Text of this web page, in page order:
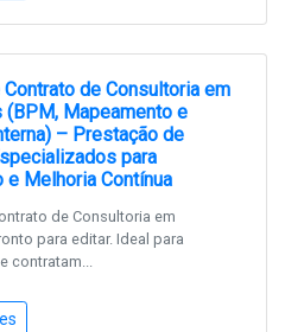
de Consultoria em
Mapeamento e
– Prestação de
para
e Melhoria Contínua
de Consultoria em
para editar. Ideal para
contratam...